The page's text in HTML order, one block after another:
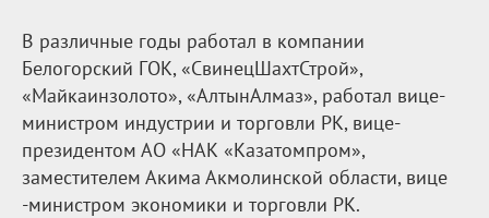
В различные годы работал в компании
Белогорский ГОК, «СвинецШахтСтрой»,
«Майкаинзолото», «АлтынАлмаз», работал вице-
министром индустрии и торговли РК, вице-
президентом АО «НАК «Казатомпром»,
заместителем Акима Акмолинской области, вице
-министром экономики и торговли РК.